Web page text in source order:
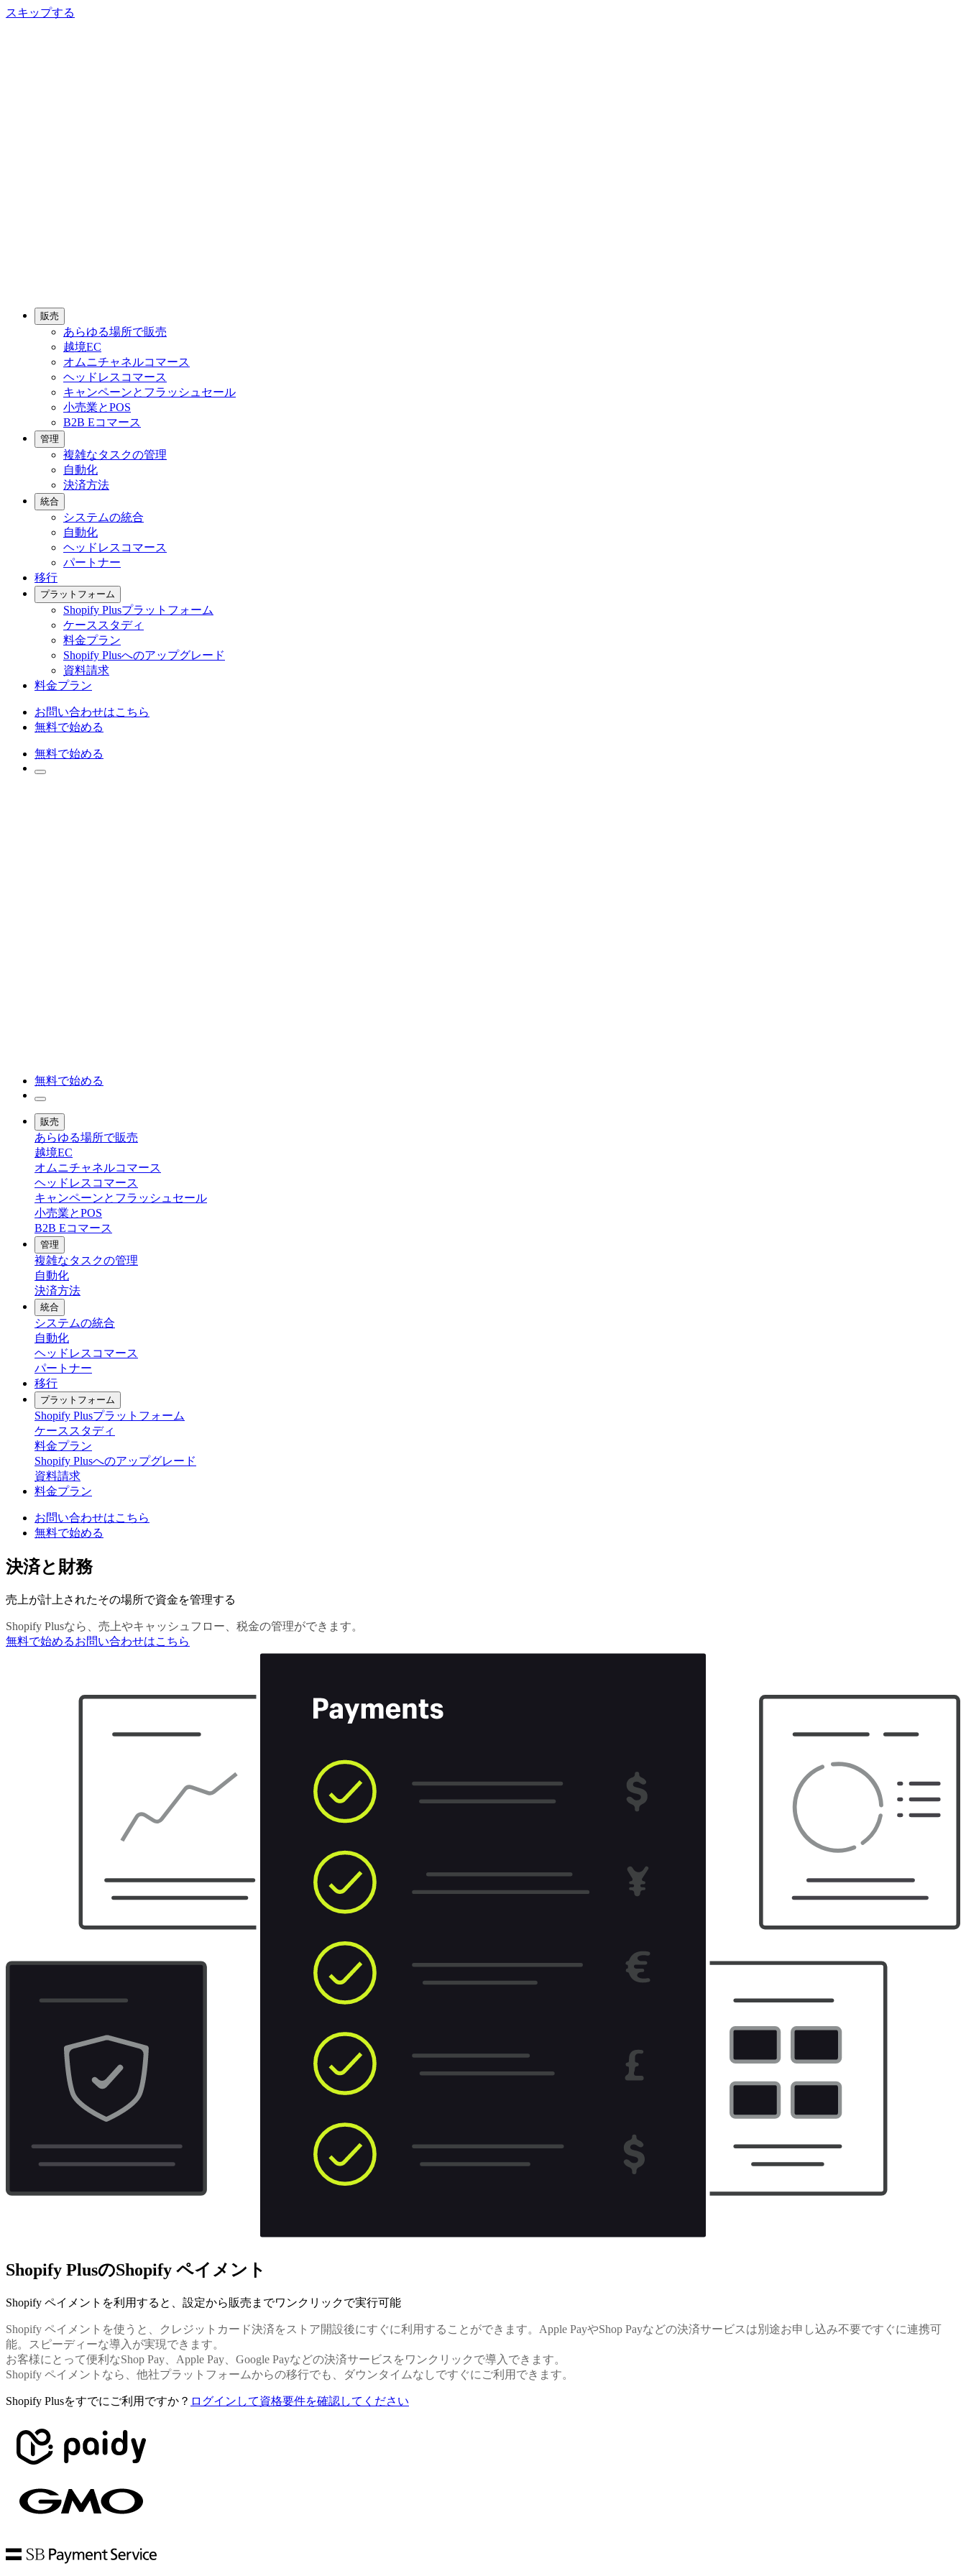
スキップする
販売
あらゆる場所で販売
越境EC
オムニチャネルコマース
ヘッドレスコマース
キャンペーンとフラッシュセール
小売業とPOS
B2B Eコマース
管理
複雑なタスクの管理
自動化
決済方法
統合
システムの統合
自動化
ヘッドレスコマース
パートナー
移行
プラットフォーム
Shopify Plusプラットフォーム
ケーススタディ
料金プラン
Shopify Plusへのアップグレード
資料請求
料金プラン
お問い合わせはこちら
無料で始める
無料で始める
無料で始める
販売
あらゆる場所で販売
越境EC
オムニチャネルコマース
ヘッドレスコマース
キャンペーンとフラッシュセール
小売業とPOS
B2B Eコマース
管理
複雑なタスクの管理
自動化
決済方法
統合
システムの統合
自動化
ヘッドレスコマース
パートナー
移行
プラットフォーム
Shopify Plusプラットフォーム
ケーススタディ
料金プラン
Shopify Plusへのアップグレード
資料請求
料金プラン
お問い合わせはこちら
無料で始める
決済と財務
売上が計上されたその場所で資金を管理する
Shopify Plusなら、売上やキャッシュフロー、税金の管理ができます。
無料で始めるお問い合わせはこちら
Shopify PlusのShopify ペイメント
Shopify ペイメントを利用すると、設定から販売までワンクリックで実行可能
Shopify ペイメントを使うと、クレジットカード決済をストア開設後にすぐに利用することができます。Apple PayやShop Payなどの決済サービスは別途お申し込み不要ですぐに連携可
能。スピーディーな導入が実現できます。
お客様にとって便利なShop Pay、Apple Pay、Google Payなどの決済サービスをワンクリックで導入できます。
Shopify ペイメントなら、他社プラットフォームからの移行でも、ダウンタイムなしですぐにご利用できます。
Shopify Plusをすでにご利用ですか？ ログインして資格要件を確認してください